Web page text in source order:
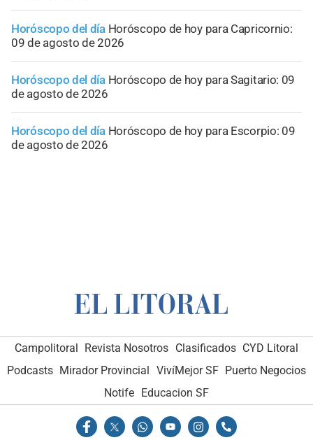
Horóscopo del día Horóscopo de hoy para Capricornio:
09 de agosto de 2026
Horóscopo del día Horóscopo de hoy para Sagitario: 09
de agosto de 2026
Horóscopo del día Horóscopo de hoy para Escorpio: 09
de agosto de 2026
Campolitoral Revista Nosotros Clasificados CYD Litoral
Podcasts Mirador Provincial VivíMejor SF Puerto Negocios
Notife Educacion SF